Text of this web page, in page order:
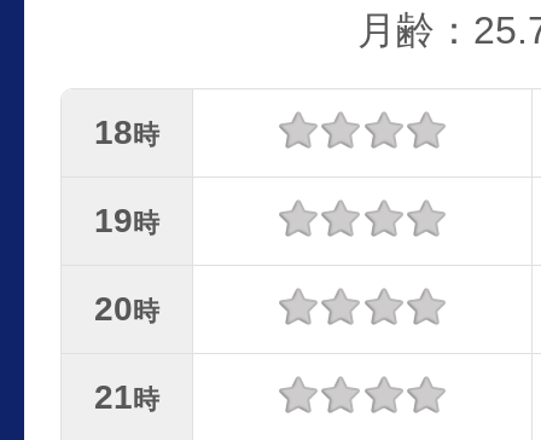
月齢：
18時
19時
20時
21時